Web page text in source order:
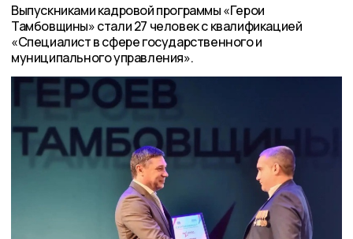
Выпускниками кадровой программы «Герои
Тамбовщины» стали 27 человек с квалификацией
«Специалист в сфере государственного и
муниципального управления».